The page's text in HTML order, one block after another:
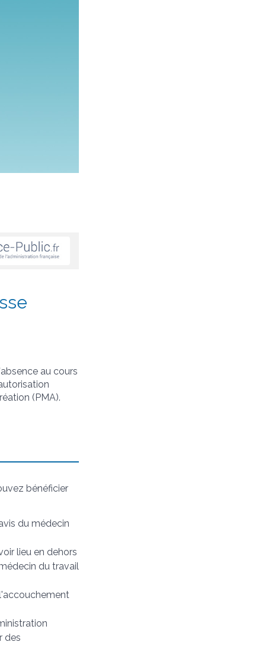
au cours
(PMA).
bénéficier
du médecin
lieu en dehors
du travail
des